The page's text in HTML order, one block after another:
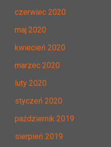
czerwiec 2020
maj 2020
kwiecień 2020
marzec 2020
luty 2020
styczeń 2020
październik 2019
sierpień 2019